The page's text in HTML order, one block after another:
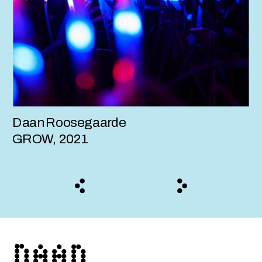
Daan Roosegaarde
GROW, 2021
DAAN